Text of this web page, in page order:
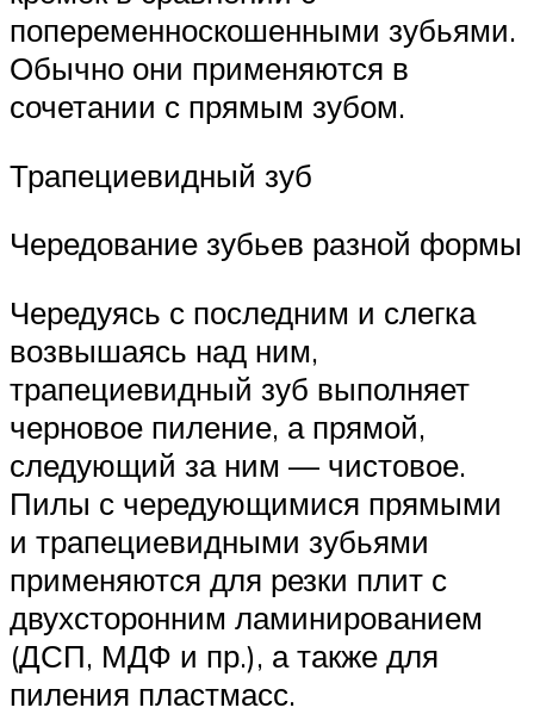
попеременноскошенными зубьями.
Обычно они применяются в
сочетании с прямым зубом.
Трапециевидный зуб
Чередование зубьев разной формы
Чередуясь с последним и слегка
возвышаясь над ним,
трапециевидный зуб выполняет
черновое пиление, а прямой,
следующий за ним — чистовое.
Пилы с чередующимися прямыми
и трапециевидными зубьями
применяются для резки плит с
двухсторонним ламинированием
(ДСП, МДФ и пр.), а также для
пиления пластмасс.